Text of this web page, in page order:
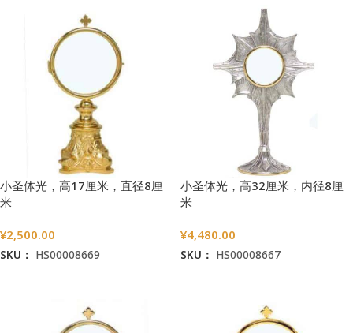
小圣体光，高17厘米，直径8厘
米
¥2,500.00
SKU： HS00008669
小圣体光，高32厘米，内径8厘
米
¥4,480.00
SKU： HS00008667